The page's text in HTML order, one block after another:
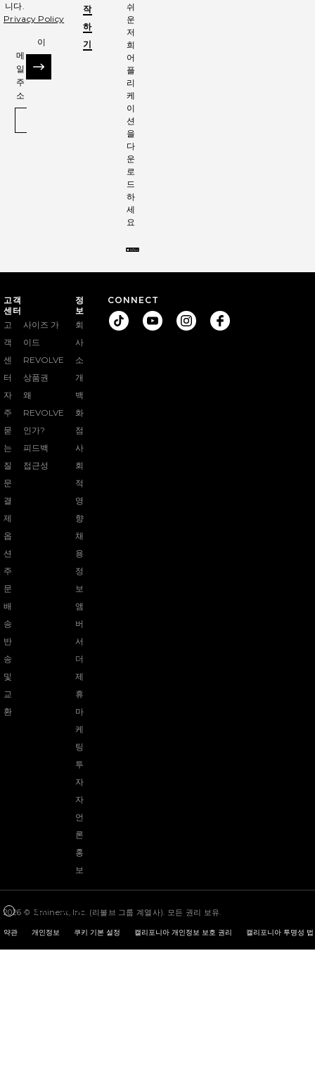
니다.
Privacy Policy
이
메
일
주
소
작
하
기
쉬
운
저
희
어
플
리
케
이
션
을
다
운
로
드
하
세
요
고객
센터
고
객
센
터
자
주
묻
는
질
문
결
제
옵
션
주
문
배
송
반
송
및
교
환
사이즈 가
이드
REVOLVE
상품권
왜
REVOLVE
인가?
피드백
접근성
정
보
회
사
소
개
백
화
점
사
회
적
영
향
채
용
정
보
앰
버
서
더
제
휴
마
케
팅
투
자
자
opens in a new window
언
론
홍
보
CONNECT
이동하기 Revolve TikTok, 새로
이동하기 Revolve YouTube, 새
이동하기 Revolve Instagram,
이동하기 Revolve Facebook,
2026 © Eminent, Inc. (리볼브 그룹 계열사). 모든 권리 보유.
| KO| $USD
약관 개인정보 쿠키 기본 설정 캘리포니아 개인정보 보호 권리 캘리포니아 투명성 법